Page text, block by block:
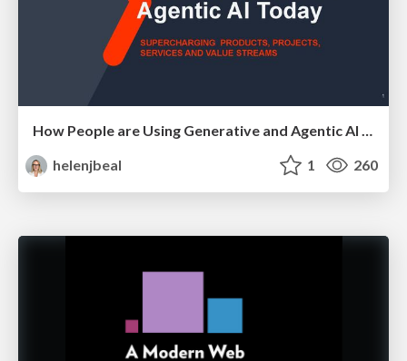
How People are Using Generative and Agentic AI to Supercharge Their Products, Projects, Services and Value Streams Today
helenjbeal
1 260